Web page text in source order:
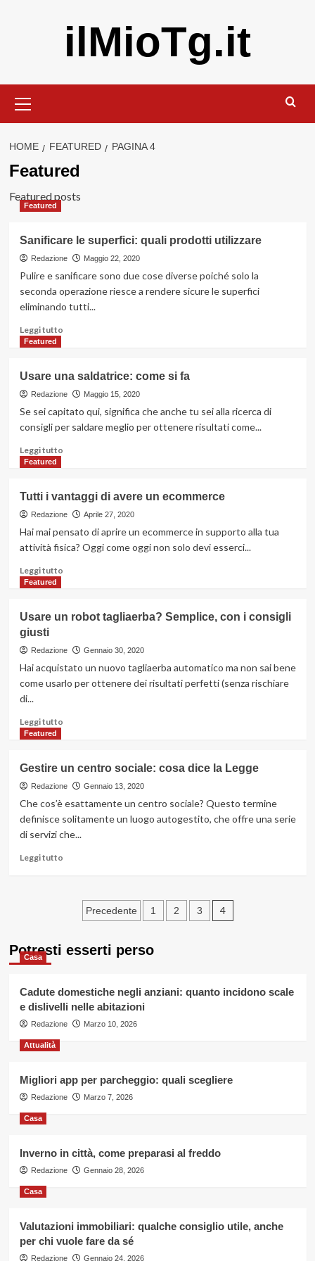
ilMioTg.it
principale
HOME FEATURED PAGINA 4
Featured
Featured posts
Featured
Sanificare le superfici: quali prodotti utilizzare
Redazione Maggio 22, 2020
Pulire e sanificare sono due cose diverse poiché solo la
seconda operazione riesce a rendere sicure le superfici
eliminando tutti...
Leggi tuttoLeggi
Sanificare
le
superfici:
utilizzare
Featured
Usare una saldatrice: come si fa
Redazione Maggio 15, 2020
Se sei capitato qui, significa che anche tu sei alla ricerca di
consigli per saldare meglio per ottenere risultati come...
Leggi tuttoLeggi
Usare
una
saldatrice:
come
fa
Featured
Tutti i vantaggi di avere un ecommerce
Redazione Aprile 27, 2020
Hai mai pensato di aprire un ecommerce in supporto alla tua
attività fisica? Oggi come oggi non solo devi esserci...
Leggi tuttoLeggi
Tutti
vantaggi
un
Featured
Usare un robot tagliaerba? Semplice, con i consigli
giusti
Redazione Gennaio 30, 2020
Hai acquistato un nuovo tagliaerba automatico ma non sai bene
come usarlo per ottenere dei risultati perfetti (senza rischiare
di...
Leggi tuttoLeggi
Usare
un
robot
tagliaerba?
con
Featured
Gestire un centro sociale: cosa dice la Legge
Redazione Gennaio 13, 2020
Che cos’è esattamente un centro sociale? Questo termine
definisce solitamente un luogo autogestito, che offre una serie
di servizi che...
Leggi tuttoLeggi
Gestire
sociale:
la
Legge
Paginazione
articoli
Precedente 1 2 3 4
Potresti esserti perso
Casa
Cadute domestiche negli anziani: quanto incidono scale
e dislivelli nelle abitazioni
Redazione Marzo 10, 2026
Attualità
Migliori app per parcheggio: quali scegliere
Redazione Marzo 7, 2026
Casa
Inverno in città, come preparasi al freddo
Redazione Gennaio 28, 2026
Casa
Valutazioni immobiliari: qualche consiglio utile, anche
per chi vuole fare da sé
Redazione Gennaio 24, 2026